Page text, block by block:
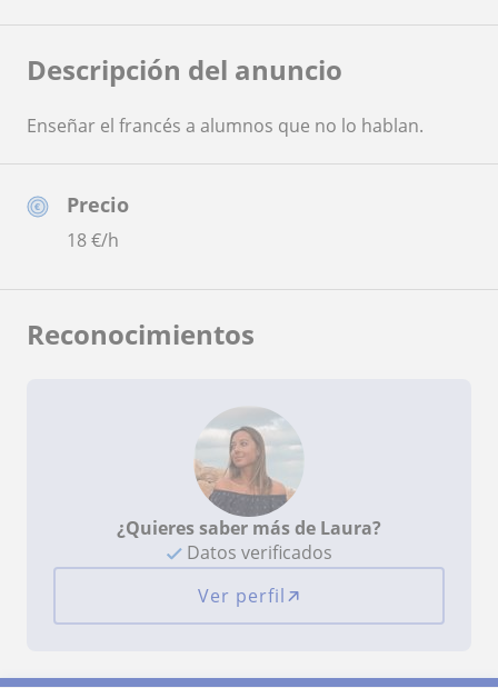
Precio
18€/h
Descripción del anuncio
Enseñar el francés a alumnos que no lo hablan.
Reconocimientos
¿Quieres saber más de Laura?
Datos verificados
Ver perfil